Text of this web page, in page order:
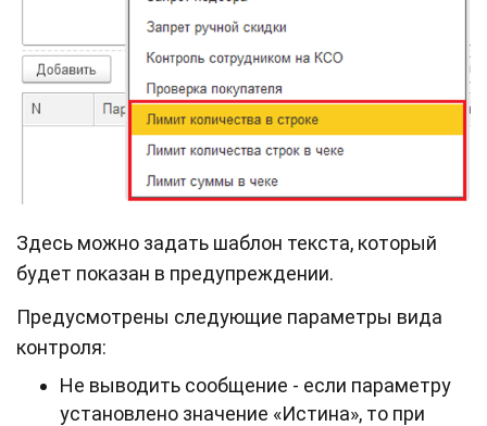
Здесь можно задать шаблон текста, который
будет показан в предупреждении.
Предусмотрены следующие параметры вида
контроля:
Не выводить сообщение - если параметру
установлено значение «Истина», то при